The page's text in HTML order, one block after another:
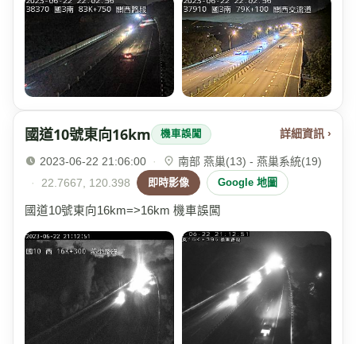
國道10號東向16km 機車誤闖 詳細資訊 ›
2023-06-22 21:06:00 ·
南部 燕巢(13) - 燕巢系統(19)
·
22.7667, 120.398 即時影像 Google 地圖
國道10號東向16km=>16km 機車誤闖